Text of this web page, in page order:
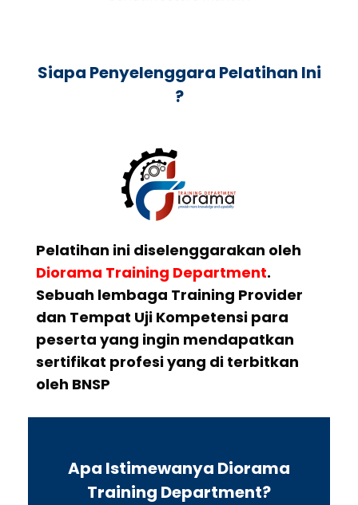
Siapa Penyelenggara Pelatihan Ini
?
Pelatihan ini diselenggarakan oleh
Diorama Training Department.
Sebuah lembaga Training Provider
dan Tempat Uji Kompetensi para
peserta yang ingin mendapatkan
sertifikat profesi yang di terbitkan
oleh BNSP
Apa Istimewanya Diorama
Training Department?